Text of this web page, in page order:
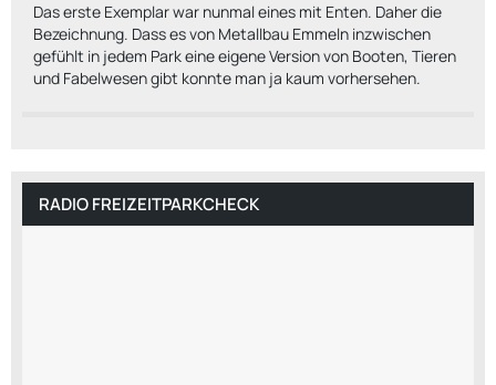
Das erste Exemplar war nunmal eines mit Enten. Daher die
Bezeichnung. Dass es von Metallbau Emmeln inzwischen
gefühlt in jedem Park eine eigene Version von Booten, Tieren
und Fabelwesen gibt konnte man ja kaum vorhersehen.
RADIO FREIZEITPARKCHECK